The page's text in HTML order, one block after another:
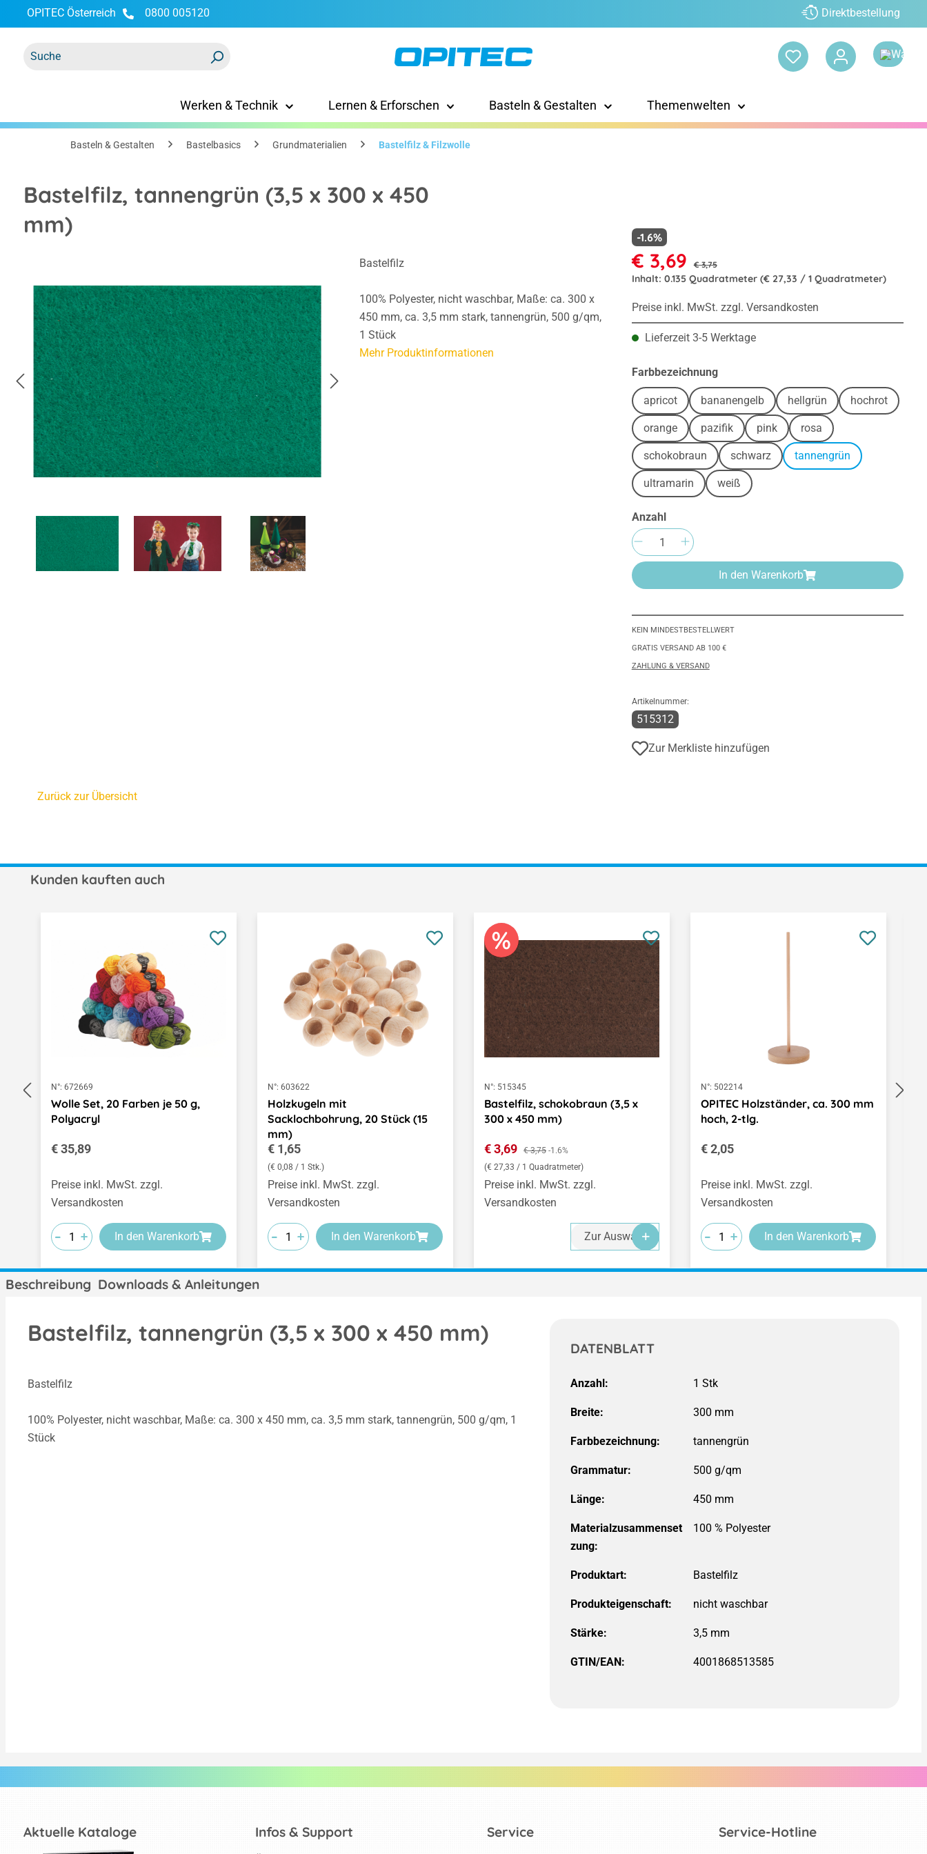
Zur Hauptnavigation springen
OPITEC Österreich 0800 005120 Direktbestellung
Werken & Technik Lernen & Erforschen Basteln & Gestalten Themenwelten
Basteln & Gestalten Bastelbasics Grundmaterialien Bastelfilz & Filzwolle
Bastelfilz, tannengrün (3,5 x 300 x 450
mm)
Bastelfilz
100% Polyester, nicht waschbar, Maße: ca. 300 x
450 mm, ca. 3,5 mm stark, tannengrün, 500 g/qm,
1 Stück
Mehr Produktinformationen
€ 3,69 € 3,75
-1.6%
Inhalt: 0.135 Quadratmeter (€ 27,33 / 1 Quadratmeter)
Preise inkl. MwSt. zzgl. Versandkosten
Lieferzeit 3-5 Werktage
Farbbezeichnungauswählen
apricot bananengelb hellgrün hochrot
orange pazifik pink rosa
schokobraun schwarz tannengrün
ultramarin weiß
Anzahl
Produkt Anzahl: Gib den gewünschten
In den Warenkorb
KEIN MINDESTBESTELLWERT
GRATIS VERSAND AB 100 €
ZAHLUNG & VERSAND
Artikelnummer:
515312
Zur Merkliste hinzufügen
Zurück zur Übersicht
Kunden kauften auch
N°: 672669
Wolle Set, 20 Farben je 50 g,
Polyacryl
Regulärer Preis:
€ 35,89
Preise inkl. MwSt. zzgl.
Versandkosten
-
-
- +
+
+ In den Warenkorb
N°: 603622
Holzkugeln mit
Sacklochbohrung, 20 Stück (15
mm)
Regulärer Preis:
€ 1,65
(€ 0,08 / 1 Stk.)
Preise inkl. MwSt. zzgl.
Versandkosten
-
-
- +
+
+ In den Warenkorb
N°: 515345
Bastelfilz, schokobraun (3,5 x
300 x 450 mm)
Verkaufspreis:
€ 3,69 Regulärer Preis:
€ 3,75 -1.6%
(€ 27,33 / 1 Quadratmeter)
Preise inkl. MwSt. zzgl.
Versandkosten
Zur Auswahl
N°: 502214
OPITEC Holzständer, ca. 300 mm
hoch, 2-tlg.
Regulärer Preis:
€ 2,05
Preise inkl. MwSt. zzgl.
Versandkosten
-
-
- +
+
+ In den Warenkorb
Beschreibung Downloads & Anleitungen
Bastelfilz, tannengrün (3,5 x 300 x 450 mm)
Bastelfilz
100% Polyester, nicht waschbar, Maße: ca. 300 x 450 mm, ca. 3,5 mm stark, tannengrün, 500 g/qm, 1
Stück
DATENBLATT
Anzahl:
Breite: 300 mm
Farbbezeichnung:
Grammatur: 500 g/qm
Länge: 450 mm
Materialzusammenset
zung:
100 % Polyester
Produktart:
Produkteigenschaft:
Stärke: 3,5 mm
GTIN/EAN: 4001868513585
Aktuelle Kataloge Service-Hotline
Infos & Support Service